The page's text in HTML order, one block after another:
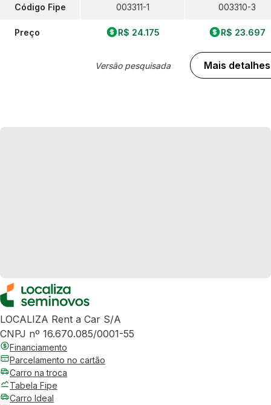
Código Fipe
Preço
003311-1
R$ 24.175
Versão pesquisada
003310-3
R$ 23.697
Mais detalhes
LOCALIZA Rent a Car S/A
CNPJ nº 16.670.085/0001-55
Financiamento
Parcelamento no cartão
Carro na troca
Tabela Fipe
Carro Ideal